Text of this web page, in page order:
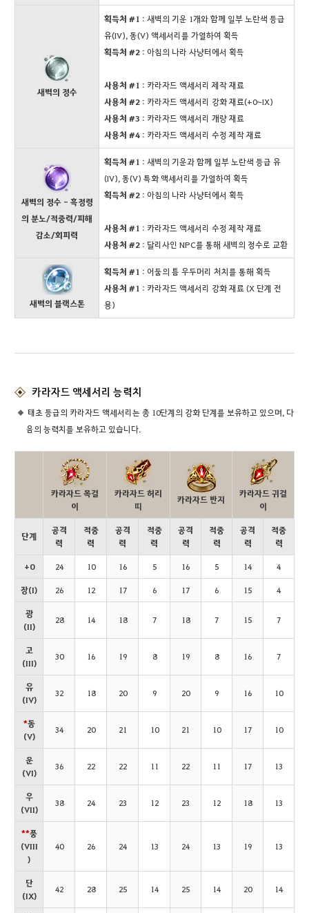
새벽의 정수
획득처 #1 : 새벽의 기운 1개와 함께 일부 노란색 등급
유(IV), 동(V) 액세서리를 가열하여 획득
획득처 #2 : 아침의 나라 사냥터에서 획득
사용처 #1 : 카라자드 액세서리 제작 재료
사용처 #2 : 카라자드 액세서리 강화 재료(+0~IX)
사용처 #3 : 카라자드 액세서리 개량 재료
사용처 #4 : 카라자드 액세서리 수정 제작 재료
새벽의 정수 - 흑정령
의 분노/적중력/피해
감소/회피력
획득처 #1 : 새벽의 기운과 함께 일부 노란색 등급 유
(IV), 동(V) 특화 액세서리를 가열하여 획득
획득처 #2 : 아침의 나라 사냥터에서 획득
사용처 #1 : 카라자드 액세서리 수정 제작 재료
사용처 #2 : 달리사인 NPC를 통해 새벽의 정수로 교환
새벽의 블랙스톤
획득처 #1 : 어둠의 틈 우두머리 처치를 통해 획득
사용처 #1 : 카라자드 액세서리 강화 재료 (X 단계 전
용)
카라자드 액세서리 능력치
태초 등급의 카라자드 액세서리는 총 10단계의 강화 단계를 보유하고 있으며, 다
음의 능력치를 보유하고 있습니다.
카라자드 목걸
이
카라자드 허리
띠
카라자드 반지
카라자드 귀걸
이
단계
공격
력
적중
력
공격
력
적중
력
공격
력
적중
력
공격
력
적중
력
+0 24 10 16 5 16 5 14 4
장(I) 26 12 17 6 17 6 15 4
광
(II)
28 14 18 7 18 7 15 7
고
(III)
30 16 19 8 19 8 16 7
유
(IV)
32 18 20 9 20 9 16 10
*동
(V)
34 20 21 10 21 10 17 10
운
(VI)
36 22 22 11 22 11 17 13
우
(VII)
38 24 23 12 23 12 18 13
**풍
(VIII
)
40 26 24 13 24 13 19 13
단
(IX)
42 28 25 14 25 14 20 14